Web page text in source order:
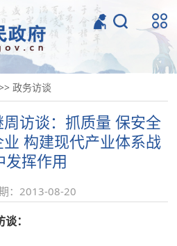
政务访谈
访谈：抓质量 保安全
构建现代产业体系战
发挥作用
：2013-08-20
：